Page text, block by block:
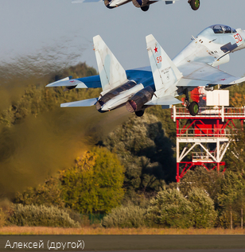
Алексей (другой)